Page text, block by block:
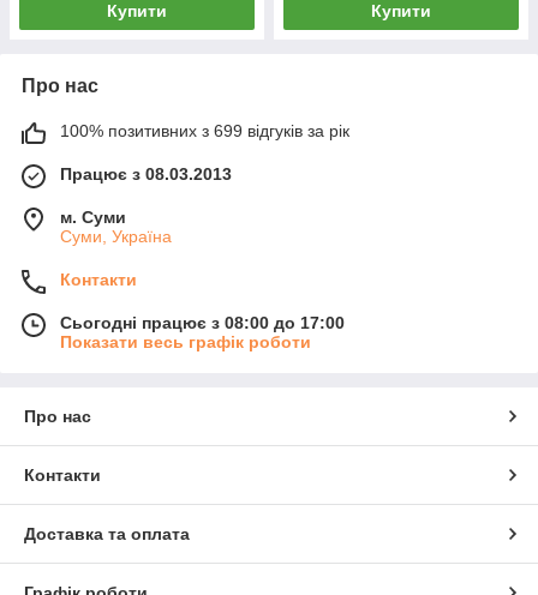
Купити Купити
Про нас
100% позитивних з 699 відгуків за рік
Працює з 08.03.2013
м. Суми
Суми, Україна
Контакти
Сьогодні працює з 08:00 до 17:00
Показати весь графік роботи
Про нас
Контакти
Доставка та оплата